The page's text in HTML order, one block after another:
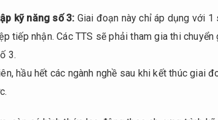
hiểu
tính
việc
kỹ năng số 3: Giai đoạn này chỉ áp dụng với
tiếp nhận. Các TTS sẽ phải tham gia thi
3.
hầu hết các ngành nghề sau khi kết thúc giai